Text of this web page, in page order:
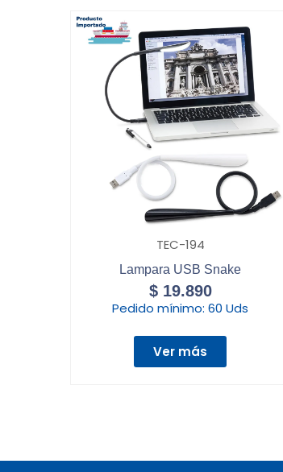
TEC-194
Lampara USB Snake
$19.890
Pedido mínimo: 60 Uds
Ver más